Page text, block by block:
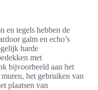
en tegels hebben de
galm en echo’s
harde
met
bijvoorbeeld aan het
het gebruiken van
plaatsen van